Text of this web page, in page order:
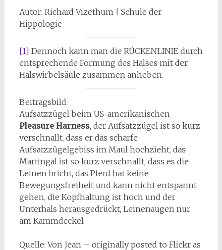
Autor: Richard Vizethum | Schule der
Hippologie
[1] Dennoch kann man die RÜCKENLINIE durch
entsprechende Formung des Halses mit der
Halswirbelsäule zusammen anheben.
Beitragsbild:
Aufsatzzügel beim US-amerikanischen
Pleasure Harness, der Aufsatzzügel ist so kurz
verschnallt, dass er das scharfe
Aufsatzzügelgebiss im Maul hochzieht, das
Martingal ist so kurz verschnallt, dass es die
Leinen bricht, das Pferd hat keine
Bewegungsfreiheit und kann nicht entspannt
gehen, die Kopfhaltung ist hoch und der
Unterhals herausgedrückt, Leinenaugen nur
am Kammdeckel
Quelle: Von Jean – originally posted to Flickr as